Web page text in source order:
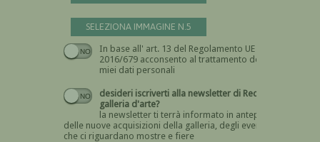
SELEZIONA IMMAGINE N.5
In base all' art. 13 del Regolamento UE n.
2016/679 acconsento al trattamento dei
miei dati personali
Devi dare il consenso
desideri iscriverti alla newsletter di Recta
galleria d'arte?
la newsletter ti terrà informato in anteprima
delle nuove acquisizioni della galleria, degli eventi
che ci riguardano mostre e fiere